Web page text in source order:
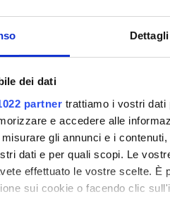
Dettagli
dei dati
partner trattiamo i vostri dati
e accedere alle
gli annunci e i
dati e per quali scopi. Le
effettuato le vostre scelte.
sui cookie o facendo clic
Modulo
DIDATTICA FRONTALE
ATTIVITA' PRATICA
TESTI DI RIFERIMENTO